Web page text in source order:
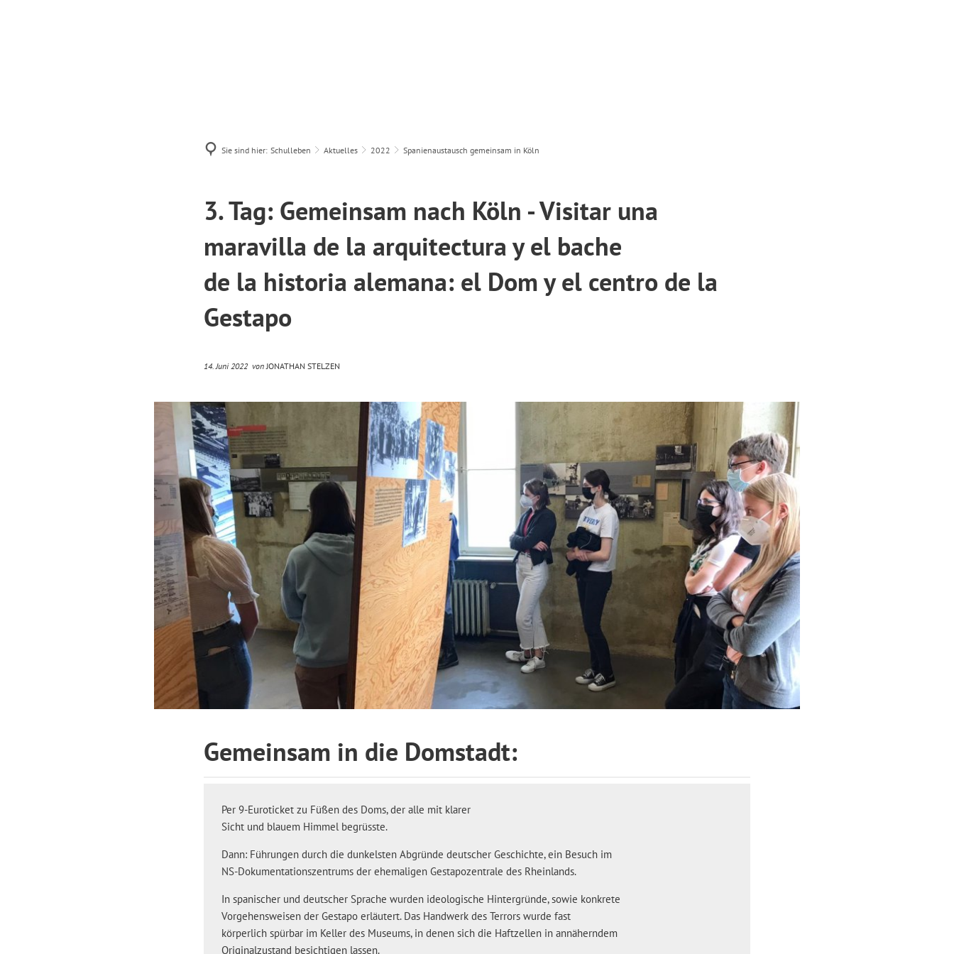
Sie sind hier: Schulleben Aktuelles 2022 Spanienaustausch gemeinsam in Köln
3. Tag: Gemeinsam nach Köln - Visitar una
maravilla de la arquitectura y el bache
de la historia alemana: el Dom y el centro de la
Gestapo
14. Juni 2022 vonJONATHAN STELZEN
Gemeinsam in die Domstadt:
Per 9-Euroticket zu Füßen des Doms, der alle mit klarer
Sicht und blauem Himmel begrüsste.
Dann: Führungen durch die dunkelsten Abgründe deutscher Geschichte, ein Besuch im
NS-Dokumentationszentrums der ehemaligen Gestapozentrale des Rheinlands.
In spanischer und deutscher Sprache wurden ideologische Hintergründe, sowie konkrete
Vorgehensweisen der Gestapo erläutert. Das Handwerk des Terrors wurde fast
körperlich spürbar im Keller des Museums, in denen sich die Haftzellen in annäherndem
Originalzustand besichtigen lassen.